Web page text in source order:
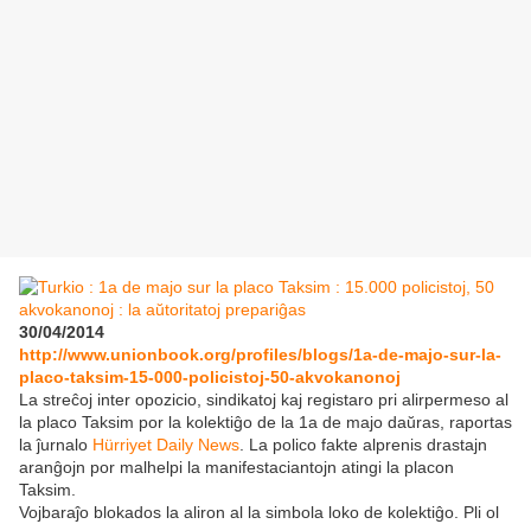
30/04/2014
http://www.unionbook.org/profiles/blogs/1a-de-majo-sur-la-
placo-taksim-15-000-policistoj-50-akvokanonoj
La streĉoj inter opozicio, sindikatoj kaj registaro pri alirpermeso al
la placo Taksim por la kolektiĝo de la 1a de majo daŭras, raportas
la ĵurnalo Hürriyet Daily News . La polico fakte alprenis drastajn
aranĝojn por malhelpi la manifestaciantojn atingi la placon
Taksim.
Vojbaraĵo blokados la aliron al la simbola loko de kolektiĝo. Pli ol